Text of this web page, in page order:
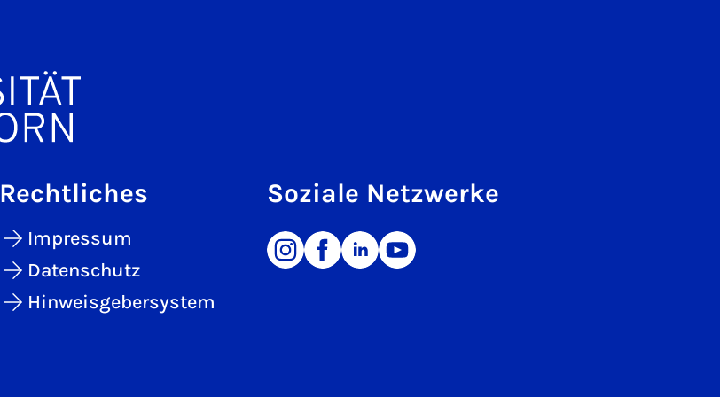
Rechtliches
Impressum
Datenschutz
Hinweisgebersystem
Soziale Netzwerke